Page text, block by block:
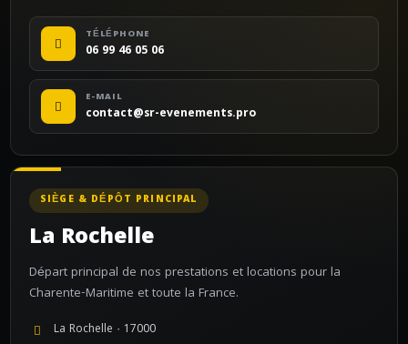
TÉLÉPHONE
06 99 46 05 06
E-MAIL
contact@sr-evenements.pro
SIÈGE & DÉPÔT PRINCIPAL
La Rochelle
Départ principal de nos prestations et locations pour la
Charente-Maritime et toute la France.
La Rochelle · 17000